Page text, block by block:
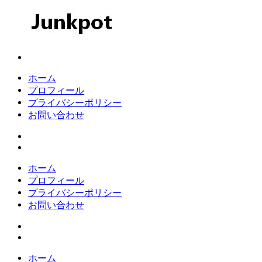
Junkpot
ホーム
プロフィール
プライバシーポリシー
お問い合わせ
ホーム
プロフィール
プライバシーポリシー
お問い合わせ
ホーム